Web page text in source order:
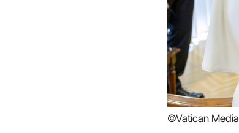
©Vatican Media